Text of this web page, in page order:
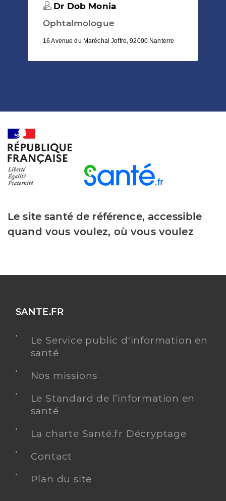
Dr Dob Monia
Ophtalmologue
16 Avenue du Maréchal Joffre, 92000 Nanterre
Le site santé de référence, accessible
quand vous voulez, où vous voulez
SANTE.FR
Le Service public d'information en
santé
Nos missions
Le Standard de l’information en
santé
La charte Santé.fr Décryptage
Contact
Plan du site